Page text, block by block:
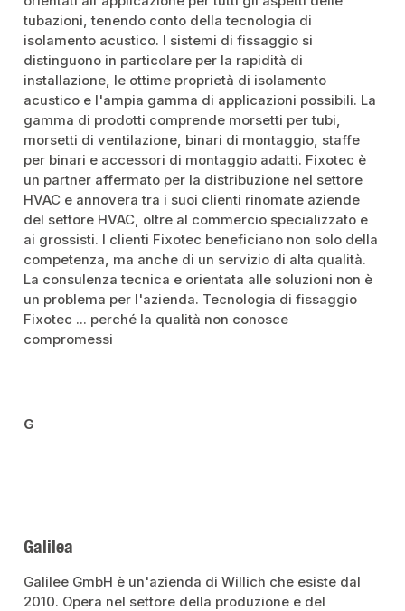
tubazioni, tenendo conto della tecnologia di
isolamento acustico. I sistemi di fissaggio si
distinguono in particolare per la rapidità di
installazione, le ottime proprietà di isolamento
acustico e l'ampia gamma di applicazioni possibili. La
gamma di prodotti comprende morsetti per tubi,
morsetti di ventilazione, binari di montaggio, staffe
per binari e accessori di montaggio adatti. Fixotec è
un partner affermato per la distribuzione nel settore
HVAC e annovera tra i suoi clienti rinomate aziende
del settore HVAC, oltre al commercio specializzato e
ai grossisti. I clienti Fixotec beneficiano non solo della
competenza, ma anche di un servizio di alta qualità.
La consulenza tecnica e orientata alle soluzioni non è
un problema per l'azienda. Tecnologia di fissaggio
Fixotec ... perché la qualità non conosce
compromessi
G
Galilea
Galilee GmbH è un'azienda di Willich che esiste dal
2010. Opera nel settore della produzione e del